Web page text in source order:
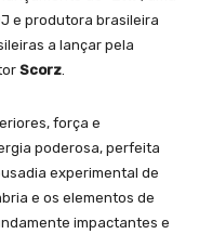
e produtora brasileira
a lançar pela
Scorz
força e
poderosa, perfeita
experimental de
e os elementos de
impactantes e